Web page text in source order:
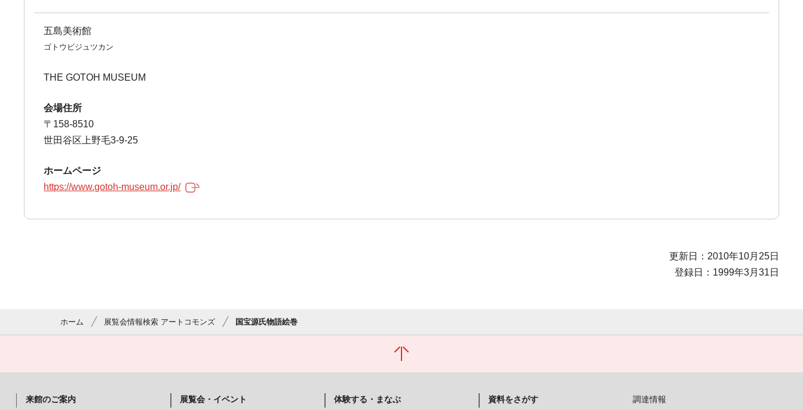
五島美術館
ゴトウビジュツカン
THE GOTOH MUSEUM
会場住所
〒158-8510
世田谷区上野毛3-9-25
ホームページ
https://www.gotoh-museum.or.jp/
更新日：2010年10月25日
登録日：1999年3月31日
ホーム 展覧会情報検索 アートコモンズ 国宝源氏物語絵巻
来館のご案内 展覧会・イベント 体験する・まなぶ 資料をさがす
調達情報